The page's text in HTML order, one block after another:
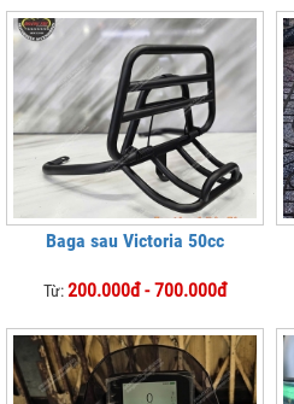
Baga sau Victoria 50cc
Từ:200.000đ - 700.000đ